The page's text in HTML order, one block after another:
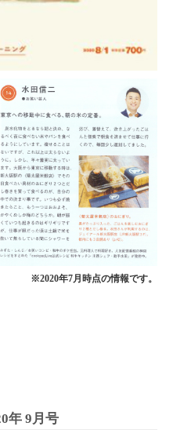
※2020年7月時点の情報です。
年 9月号